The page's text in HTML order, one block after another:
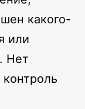
какого-
или
Нет